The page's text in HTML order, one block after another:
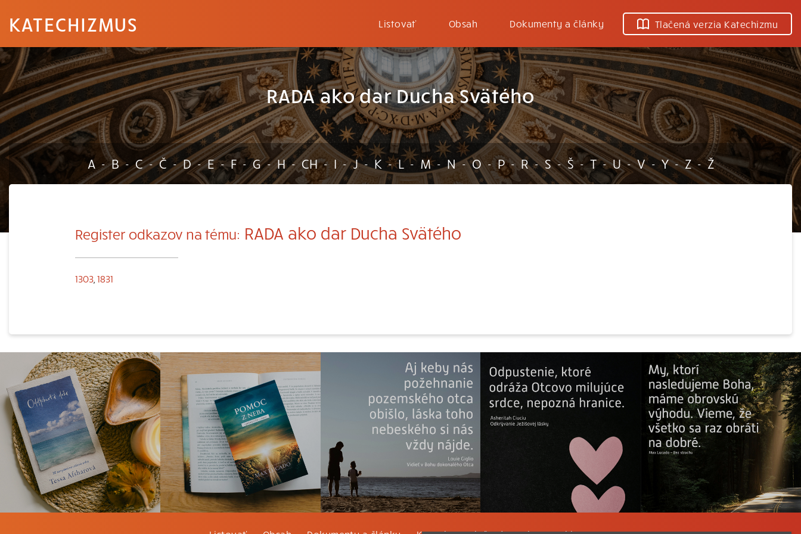
KATECHIZMUS Listovať Obsah Dokumenty a články Tlačená verzia Katechizmu
RADA ako dar Ducha Svätého
A - B - C - Č - D - E - F - G - H - CH - I - J - K - L - M - N - O - P - R - S - Š - T - U - V - Y - Z - Ž
Register odkazov na tému: RADA ako dar Ducha Svätého
1303 1831